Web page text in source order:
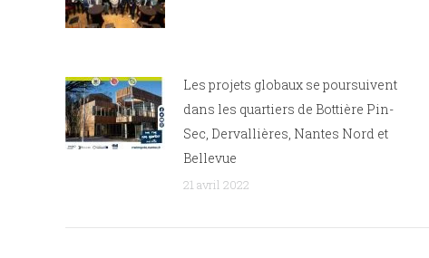
Les projets globaux se poursuivent
dans les quartiers de Bottière Pin-
Sec, Dervallières, Nantes Nord et
Bellevue
21 avril 2022